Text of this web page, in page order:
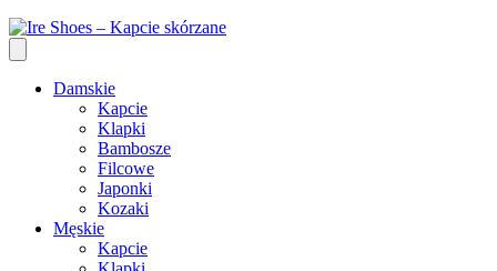
Damskie
Kapcie
Klapki
Bambosze
Filcowe
Japonki
Kozaki
Męskie
Kapcie